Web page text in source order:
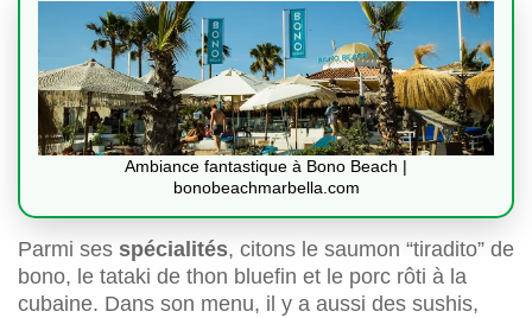
Ambiance fantastique à Bono Beach |
bonobeachmarbella.com
Parmi ses spécialités, citons le saumon “tiradito” de
bono, le tataki de thon bluefin et le porc rôti à la
cubaine. Dans son menu, il y a aussi des sushis,